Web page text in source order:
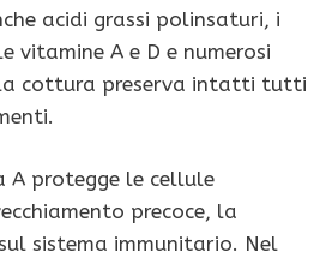
acidi grassi polinsaturi, i
vitamine A e D e numerosi
cottura preserva intatti tutti
A protegge le cellule
precoce, la
sistema immunitario. Nel